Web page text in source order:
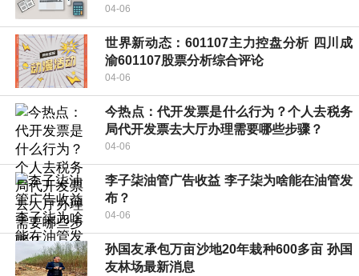
04-06
世界新动态：601107主力控盘分析 四川成
渝601107股票分析综合评论
04-06
今热点：代开发票是什么行为？个人去税务
局代开发票去大厅办理需要哪些步骤？
04-06
李子柒油管广告收益 李子柒为啥能在油管发
布？
04-06
孙国友承包万亩沙地20年栽种600多亩 孙国
友林场最新消息